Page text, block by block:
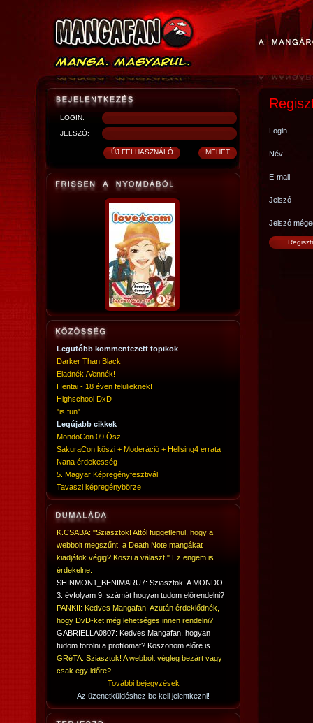
LOGIN:
JELSZÓ:
Legutóbb kommentezett topikok
Darker Than Black
Eladnék!/Vennék!
Hentai - 18 éven felülieknek!
Highschool DxD
"is fun"
Legújabb cikkek
MondoCon 09 Ősz
SakuraCon köszi + Moderáció + Hellsing4 errata
Nana érdekesség
5. Magyar Képregényfesztivál
Tavaszi képregénybörze
K.CSABA: "Sziasztok! Attól függetlenül, hogy a
webbolt megszűnt, a Death Note mangákat
kiadjátok végig? Köszi a választ." Ez engem is
érdekelne.
SHINMON1_BENIMARU7: Sziasztok! A MONDO
3. évfolyam 9. számát hogyan tudom előrendelni?
PANKII: Kedves Mangafan! Azután érdeklődnék,
hogy DvD-ket még lehetséges innen rendelni?
GABRIELLA0807: Kedves Mangafan, hogyan
tudom törölni a profilomat? Köszönöm előre is.
GRéTA: Sziasztok! A webbolt végleg bezárt vagy
csak egy időre?
További bejegyzések
Az üzenetküldéshez be kell jelentkezni!
Login
Név
E-mail
Jelszó
Jelszó